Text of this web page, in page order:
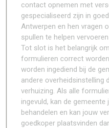
contact opnemen met
gespecialiseerd zijn in
Antwerpen en hen vragen
spullen te helpen
Tot slot is het belangrijk
formulieren correct
worden ingediend bij de
andere overheidsinstelling
verhuizing. Als alle
ingevuld, kan de
behandelen en kan jouw
goedkoper plaatsvinden